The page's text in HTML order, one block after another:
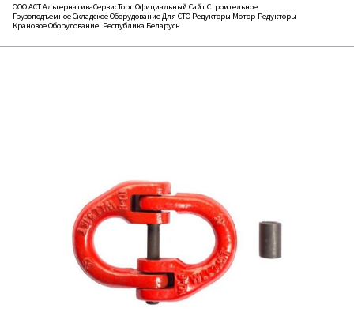
ООО АСТ АльтернативаСервисТорг Официальный Сайт Строительное
Грузоподъемное Складское Оборудование Для СТО Редукторы Мотор-Редукторы
Крановое Оборудование. Республика Беларусь